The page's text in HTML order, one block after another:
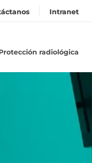
Intranet
radiológica